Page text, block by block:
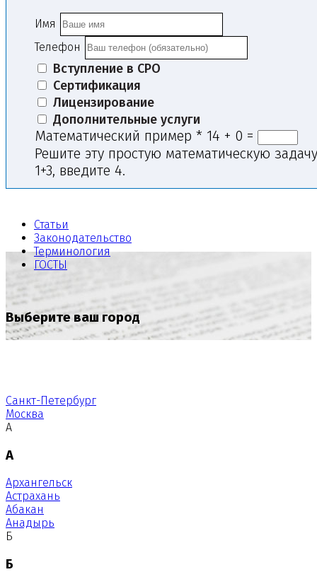
Имя
Телефон
Вступление в СРО
Сертификация
Лицензирование
Дополнительные услуги
Математический пример * 14 + 0 =
Решите эту простую математическую
1+3, введите 4.
Статьи
Законодательство
Терминология
ГОСТЫ
Выберите ваш город
Санкт-Петербург
Москва
А
А
Архангельск
Астрахань
Абакан
Анадырь
Б
Б